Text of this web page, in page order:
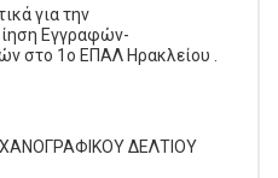
για την
Εγγραφών-
στο 1ο ΕΠΑΛ Ηρακλείου .
ΔΕΛΤΙΟΥ